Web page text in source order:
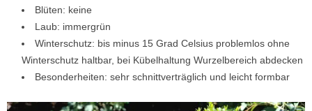
Blüten: keine
Laub: immergrün
Winterschutz: bis minus 15 Grad Celsius problemlos ohne
Winterschutz haltbar, bei Kübelhaltung Wurzelbereich abdecken
Besonderheiten: sehr schnittverträglich und leicht formbar